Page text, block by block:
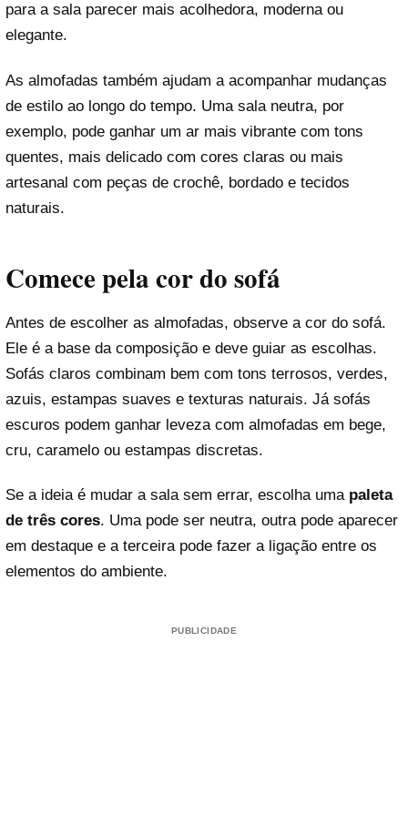
para a sala parecer mais acolhedora, moderna ou
elegante.
As almofadas também ajudam a acompanhar mudanças
de estilo ao longo do tempo. Uma sala neutra, por
exemplo, pode ganhar um ar mais vibrante com tons
quentes, mais delicado com cores claras ou mais
artesanal com peças de crochê, bordado e tecidos
naturais.
Comece pela cor do sofá
Antes de escolher as almofadas, observe a cor do sofá.
Ele é a base da composição e deve guiar as escolhas.
Sofás claros combinam bem com tons terrosos, verdes,
azuis, estampas suaves e texturas naturais. Já sofás
escuros podem ganhar leveza com almofadas em bege,
cru, caramelo ou estampas discretas.
Se a ideia é mudar a sala sem errar, escolha uma paleta
de três cores. Uma pode ser neutra, outra pode aparecer
em destaque e a terceira pode fazer a ligação entre os
elementos do ambiente.
PUBLICIDADE